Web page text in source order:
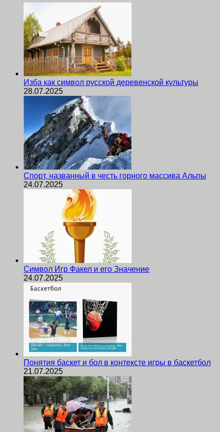
Изба как символ русской деревенской культуры
28.07.2025
Спорт, названный в честь горного массива Альпы
24.07.2025
Символ Игр Факел и его Значение
24.07.2025
Понятия баскет и бол в контексте игры в баскетбол
21.07.2025